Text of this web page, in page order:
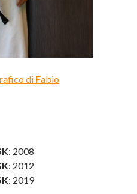
di Fabio
: 2008
: 2012
: 2019